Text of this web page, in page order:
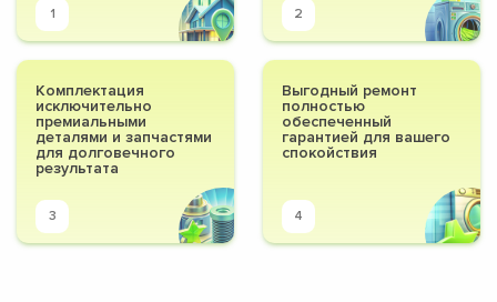
1 2
Комплектация
исключительно
премиальными
деталями и запчастями
для долговечного
результата
3
Выгодный ремонт
полностью
обеспеченный
гарантией для вашего
спокойствия
4